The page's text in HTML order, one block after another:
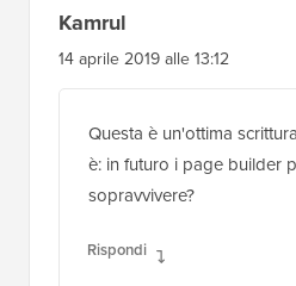
Kamrul
14 aprile 2019 alle 13:12
Questa è un'ottima
è: in futuro i page builder
sopravvivere?
Rispondi